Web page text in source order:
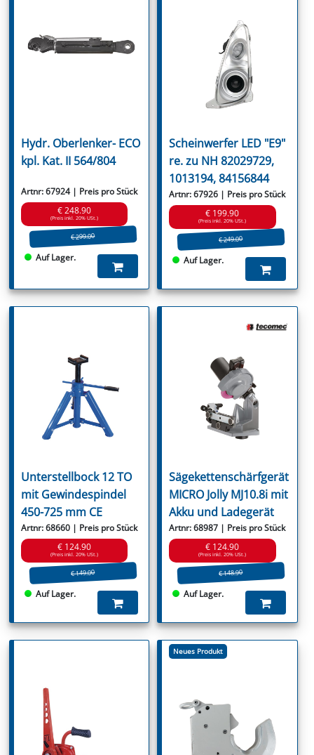
Hydr. Oberlenker- ECO
kpl. Kat. II 564/804
Artnr: 67924 | Preis pro Stück
€ 248.90
(Preis inkl. 20% USt.)
€ 299.00
Auf Lager.
Scheinwerfer LED "E9"
re. zu NH 82029729,
1013194, 84156844
Artnr: 67926 | Preis pro Stück
€ 199.90
(Preis inkl. 20% USt.)
€ 249.00
Auf Lager.
Unterstellbock 12 TO
mit Gewindespindel
450-725 mm CE
Artnr: 68660 | Preis pro Stück
€ 124.90
(Preis inkl. 20% USt.)
€ 149.00
Auf Lager.
Sägekettenschärfgerät
MICRO Jolly MJ10.8i mit
Akku und Ladegerät
Artnr: 68987 | Preis pro Stück
€ 124.90
(Preis inkl. 20% USt.)
€ 148.90
Auf Lager.
Neues Produkt